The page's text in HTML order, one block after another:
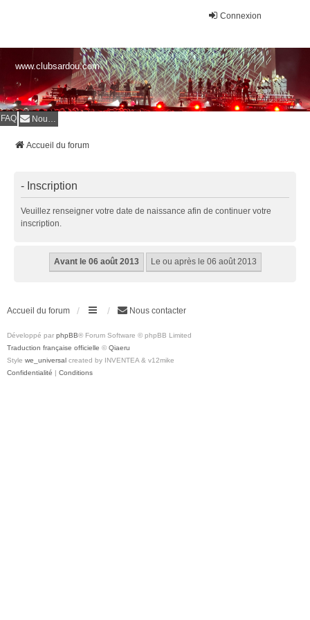
Connexion
www.clubsardou.com
FAQ Nous contacter
Accueil du forum
- Inscription
Veuillez renseigner votre date de naissance afin de continuer votre
inscription.
Accueil du forum Nous contacter
Développé par phpBB® Forum Software © phpBB Limited
Traduction française officielle © Qiaeru
Style we_universal created by INVENTEA & v12mike
Confidentialité | Conditions